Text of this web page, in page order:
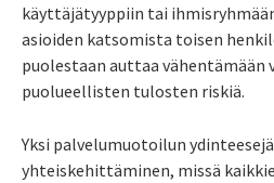
käyttäjätyyppiin tai
asioiden katsomista toisen
puolestaan auttaa vähentämään
puolueellisten tulosten riskiä.
Yksi palvelumuotoilun
yhteiskehittäminen, missä